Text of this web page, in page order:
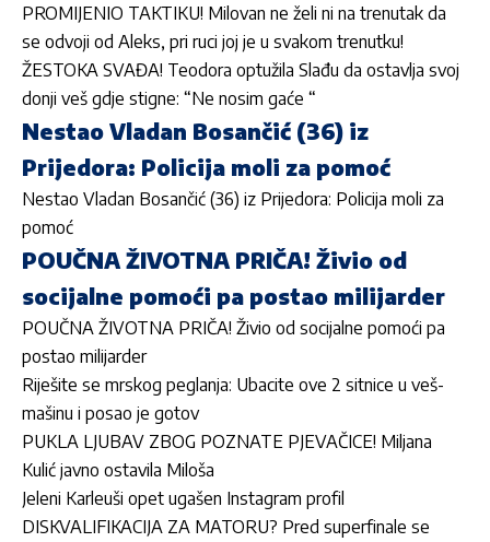
PROMIJENIO TAKTIKU! Milovan ne želi ni na trenutak da
se odvoji od Aleks, pri ruci joj je u svakom trenutku!
ŽESTOKA SVAĐA! Teodora optužila Slađu da ostavlja svoj
donji veš gdje stigne: “Ne nosim gaće “
Nestao Vladan Bosančić (36) iz
Prijedora: Policija moli za pomoć
Nestao Vladan Bosančić (36) iz Prijedora: Policija moli za
pomoć
POUČNA ŽIVOTNA PRIČA! Živio od
socijalne pomoći pa postao milijarder
POUČNA ŽIVOTNA PRIČA! Živio od socijalne pomoći pa
postao milijarder
Riješite se mrskog peglanja: Ubacite ove 2 sitnice u veš-
mašinu i posao je gotov
PUKLA LJUBAV ZBOG POZNATE PJEVAČICE! Miljana
Kulić javno ostavila Miloša
Jeleni Karleuši opet ugašen Instagram profil
DISKVALIFIKACIJA ZA MATORU? Pred superfinale se